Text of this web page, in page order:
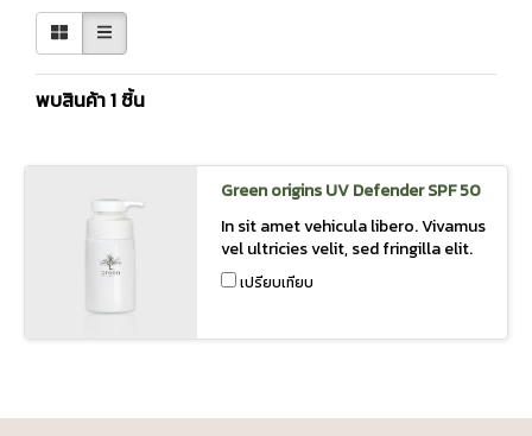
พบสินค้า 1 ชิ้น
Green origins UV Defender SPF 50
In sit amet vehicula libero. Vivamus
vel ultricies velit, sed fringilla elit.
เปรียบเทียบ